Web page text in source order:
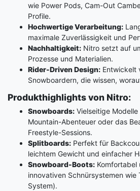
wie Power Pods, Cam-Out
Profile.
Hochwertige Verarbeitung:
maximale Zuverlässigkeit und
Nachhaltigkeit: Nitro setzt auf
Prozesse und Materialien.
Rider-Driven Design: Entwickelt
Snowboardern, die wissen,
Produkthighlights von Nitro:
Snowboards: Vielseitige
Mountain-Abenteuer oder das
Freestyle-Sessions.
Splitboards: Perfekt für
leichtem Gewicht und einfacher
Snowboard-Boots: Komfortabel
innovativen Schnürsystemen wie
System).